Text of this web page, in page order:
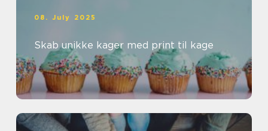
08. July 2025
Skab unikke kager med print til kage